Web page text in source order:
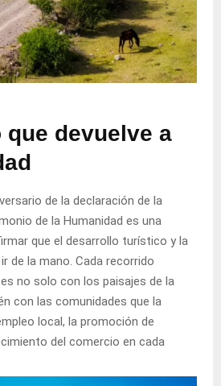
que devuelve a
de la declaración de la
de la Humanidad es una
que el desarrollo turístico y la
de la mano. Cada recorrido
no solo con los paisajes de la
con las comunidades que la
local, la promoción de
del comercio en cada